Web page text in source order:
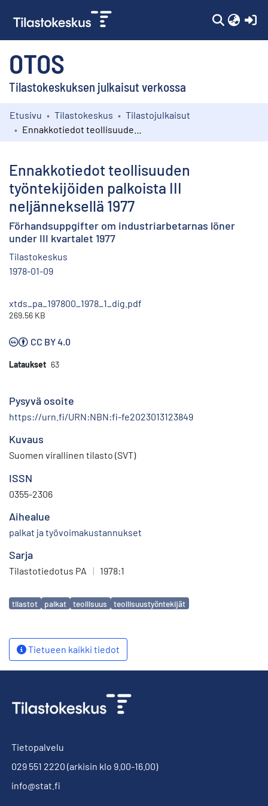
OTOS
Tilastokeskuksen julkaisut verkossa
Kokoelmat
Etusivu Tilastokeskus
Tilastojulkaisut
Ennakkotiedot teollisuuden
työntekijöiden palkoista III
neljänneksellä 1977
Förhandsuppgifter om industriarbetarnas löner
under III kvartalet 1977
Tilastokeskus
1978-01-09
xtds_pa_197800_1978_1_dig.pdf
269.56 KB
CC BY 4.0
Lataukset 63
Pysyvä osoite
https://urn.fi/URN:NBN:fi-fe2023013123849
Kuvaus
Suomen virallinen tilasto (SVT)
ISSN
0355-2306
Aihealue
palkat ja työvoimakustannukset
Sarja
Tilastotiedotus PA | 1978:1
Avainsanat
tilastot palkat teollisuus teollisuustyöntekijät
Tietueen kaikki tiedot
Tietopalvelu
029 551 2220 (arkisin klo 9.00-16.00)
info@stat.fi